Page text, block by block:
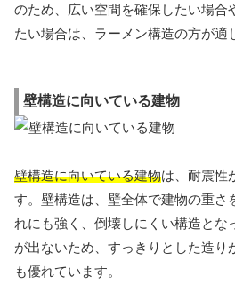
のため、広い空間を確保したい場合
たい場合は、ラーメン構造の方が適
壁構造に向いている建物
壁構造に向いている建物は、耐震性
す。壁構造は、壁全体で建物の重さ
れにも強く、倒壊しにくい構造とな
が出ないため、すっきりとした造り
も優れています。